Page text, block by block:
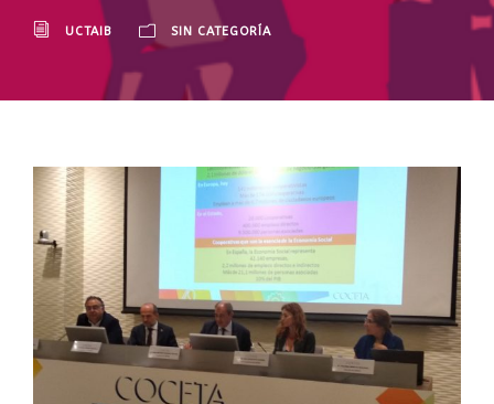
UCTAIB SIN CATEGORÍA